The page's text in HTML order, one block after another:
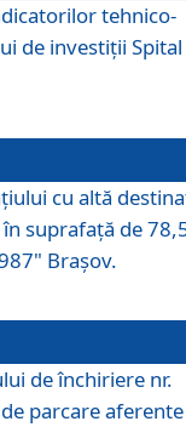
tehnico-
de investiții Spital
cu altă
suprafaţă de
Braşov.
de închiriere nr.
parcare aferente